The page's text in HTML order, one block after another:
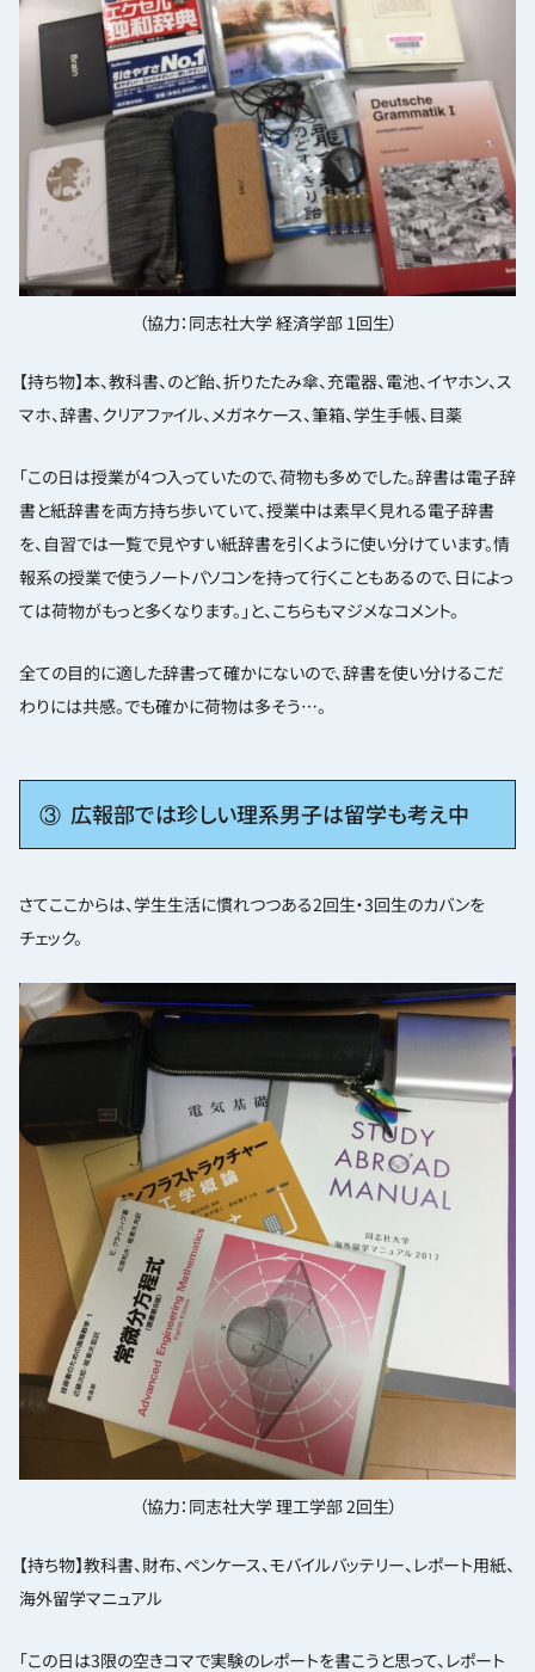
（協力：同志社大学 経済学部 1回生）
【持ち物】本、教科書、のど飴、折りたたみ傘、充電器、電池、イヤホン、ス
マホ、辞書、クリアファイル、メガネケース、筆箱、学生手帳、目薬
「この日は授業が4つ入っていたので、荷物も多めでした。辞書は電子辞
書と紙辞書を両方持ち歩いていて、授業中は素早く見れる電子辞書
を、自習では一覧で見やすい紙辞書を引くように使い分けています。情
報系の授業で使うノートパソコンを持って行くこともあるので、日によっ
ては荷物がもっと多くなります。」と、こちらもマジメなコメント。
全ての目的に適した辞書って確かにないので、辞書を使い分けるこだ
わりには共感。でも確かに荷物は多そう…。
③ 広報部では珍しい理系男子は留学も考え中
さてここからは、学生生活に慣れつつある2回生・3回生のカバンを
チェック。
（協力：同志社大学 理工学部 2回生）
【持ち物】教科書、財布、ペンケース、モバイルバッテリー、レポート用紙、
海外留学マニュアル
「この日は3限の空きコマで実験のレポートを書こうと思って、レポート